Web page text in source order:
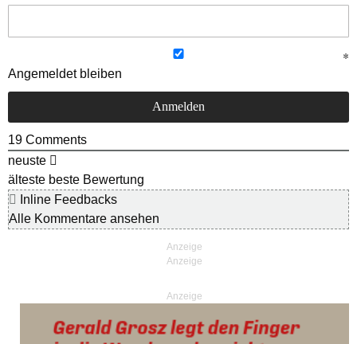
Angemeldet bleiben
19 Comments
neuste
älteste beste Bewertung
Inline Feedbacks
Alle Kommentare ansehen
Anzeige